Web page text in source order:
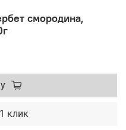
смородина,
клик